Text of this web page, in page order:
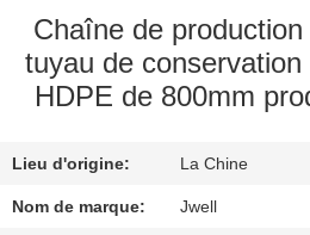
VISITE
D'USINE
DE
QUALITÉ
Chaîne de
tuyau de
HDPE de 800mm
Lieu d'origine: La Chine
Nom de marque: Jwell